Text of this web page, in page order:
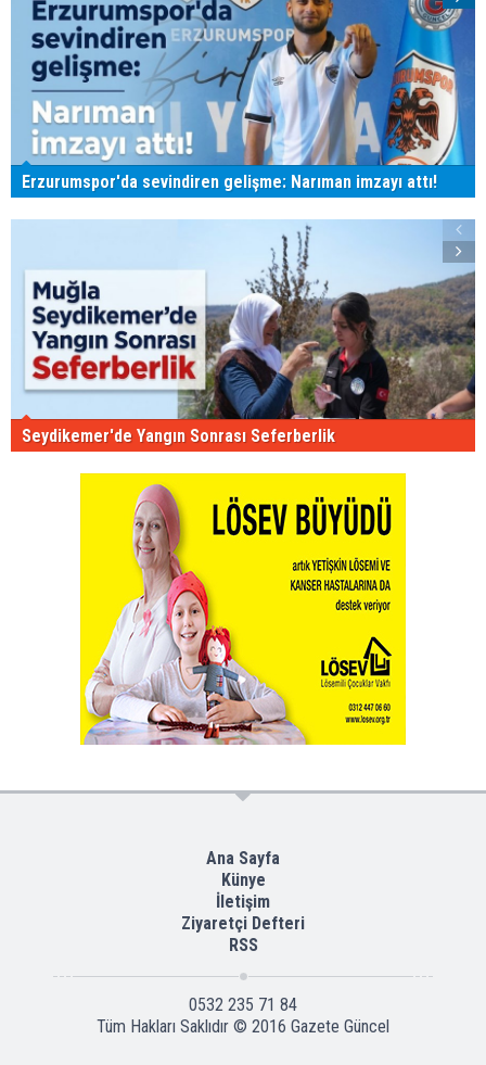
Erzurumspor'da sevindiren gelişme: Narıman imzayı attı!
Seydikemer'de Yangın Sonrası Seferberlik
Ana Sayfa
Künye
İletişim
Ziyaretçi Defteri
RSS
0532 235 71 84
Tüm Hakları Saklıdır © 2016 Gazete Güncel